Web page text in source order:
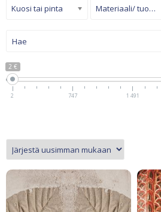
2 €
2 747 1 491
Kuosi tai pinta Materiaali/ tuotetyyppi